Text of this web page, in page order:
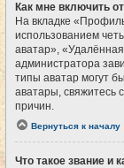
Как мне включить
На вкладке
использованием
аватар»,
администратора
типы аватар могут
аватары, свяжитесь
причин.
Вернуться к началу
Что такое звание и